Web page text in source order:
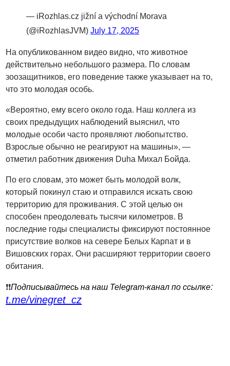
— iRozhlas.cz jižní a východní Morava
(@iRozhlasJVM)July 17, 2025
На опубликованном видео видно, что животное
действительно небольшого размера. По словам
зоозащитников, его поведение также указывает на то,
что это молодая особь.
«Вероятно, ему всего около года. Наш коллега из
своих предыдущих наблюдений выяснил, что
молодые особи часто проявляют любопытство.
Взрослые обычно не реагируют на машины», —
отметил работник движения Duha Михал Бойда.
По его словам, это может быть молодой волк,
который покинул стаю и отправился искать свою
территорию для проживания. С этой целью он
способен преодолевать тысячи километров. В
последние годы специалисты фиксируют постоянное
присутствие волков на севере Белых Карпат и в
Вишовских горах. Они расширяют территории своего
обитания.
❗️❗️Подписывайтесь на наш Telegram-канал по ссылке:
t.me/vinegret_cz